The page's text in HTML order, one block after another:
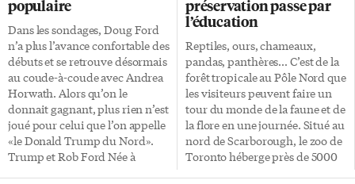
logique, réduire la quantité
d’emballages qu’on achète est
relativement facile, surtout si
on se rend au supermarché
pour une famille plutôt […]
écologique. L’administration
libérale avait le dos au mur,
commente le politicologue
Frédéric Boily du Campus
Saint-Jean d’Edmonton, en
Alberta, après avoir martelé
depuis 2015 un discours
conciliant la croissance
économique et l’innovation
écologique. La pétrolière
Kinder Morgan avait donné à
populaire
Dans les sondages, Doug Ford
n’a plus l’avance confortable des
débuts et se retrouve désormais
au coude-à-coude avec Andrea
Horwath. Alors qu’on le
donnait gagnant, plus rien n’est
joué pour celui que l’on appelle
«le Donald Trump du Nord».
Trump et Rob Ford Née à
préservation passe par
l’éducation
Reptiles, ours, chameaux,
pandas, panthères… C’est de la
forêt tropicale au Pôle Nord que
les visiteurs peuvent faire un
tour du monde de la faune et de
la flore en une journée. Situé au
nord de Scarborough, le zoo de
Toronto héberge près de 5000